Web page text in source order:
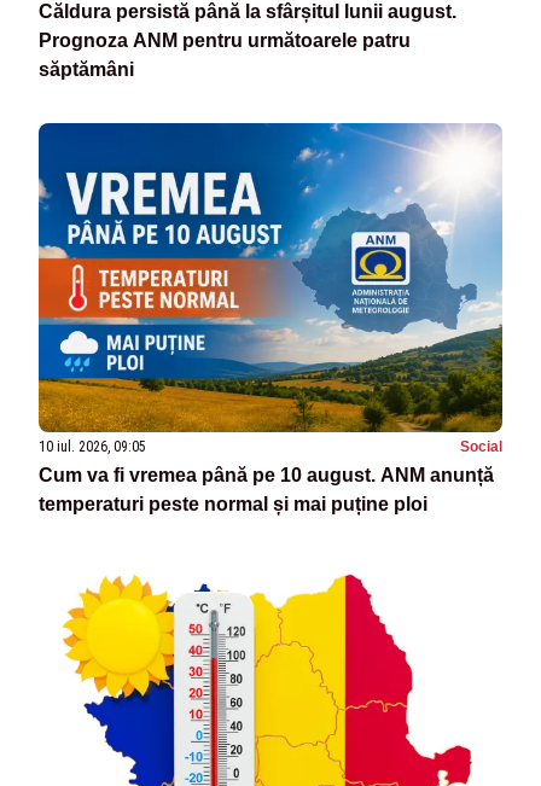
Căldura persistă până la sfârșitul lunii august.
Prognoza ANM pentru următoarele patru
săptămâni
10 iul. 2026, 09:05 Social
Cum va fi vremea până pe 10 august. ANM anunță
temperaturi peste normal și mai puține ploi